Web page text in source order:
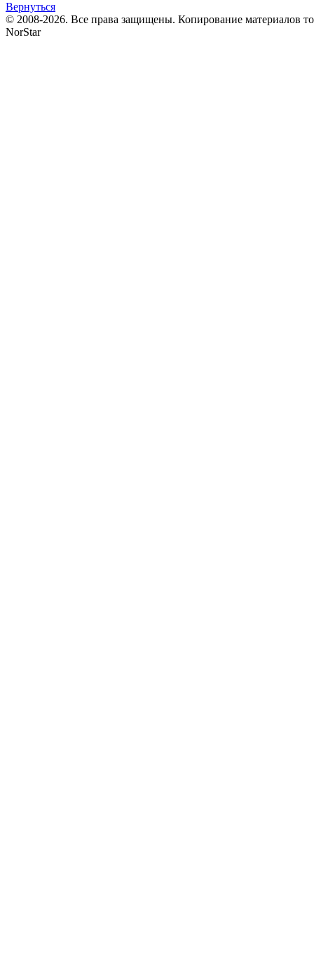
Вернуться
© 2008-2026. Все права защищены. Копирование материалов
NorStar